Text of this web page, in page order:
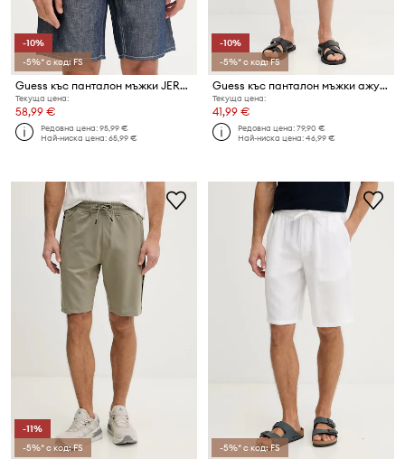
-10%
-5%* с код: FS
Guess къс панталон мъжки JEROME
Текуща цена:
58,99 €
Редовна цена:95,99 €
Най-ниска цена:65,99 €
-10%
-5%* с код: FS
Guess къс панталон мъжки ажур LATTICE
Текуща цена:
41,99 €
Редовна цена:79,90 €
Най-ниска цена:46,99 €
-11%
-5%* с код: FS
-5%* с код: FS